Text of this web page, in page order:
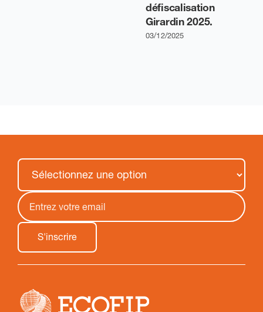
défiscalisation
Girardin 2025.
03/12/2025